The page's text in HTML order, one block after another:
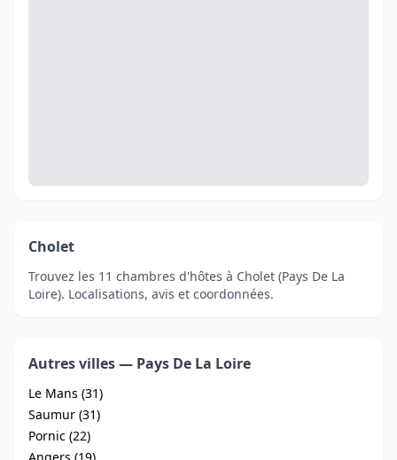
Cholet
Trouvez les 11 chambres d'hôtes à Cholet (Pays De La
Loire). Localisations, avis et coordonnées.
Autres villes — Pays De La Loire
Le Mans (31)
Saumur (31)
Pornic (22)